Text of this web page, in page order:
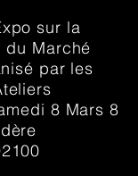
la
du Marché
par les
8 Mars 8